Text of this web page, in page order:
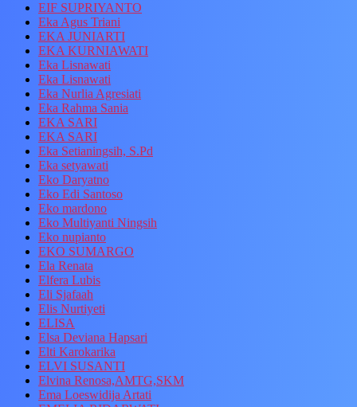
EIF SUPRIYANTO
Eka Agus Triani
EKA JUNIARTI
EKA KURNIAWATI
Eka Lisnawati
Eka Lisnawati
Eka Nurlia Agresiati
Eka Rahma Sania
EKA SARI
EKA SARI
Eka Setianingsih, S.Pd
Eka setyawati
Eko Daryatno
Eko Edi Santoso
Eko mardono
Eko Multiyanti Ningsih
Eko nupianto
EKO SUMARGO
Ela Renata
Elfera Lubis
Eli Sjafaah
Elis Nurtiyeti
ELISA
Elsa Deviana Hapsari
Elti Karokarika
ELVI SUSANTI
Elvina Renosa,AMTG,SKM
Ema Loeswidija Artati